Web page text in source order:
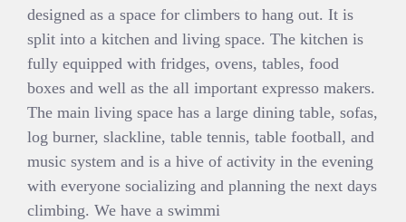
designed as a space for climbers to hang out. It is
split into a kitchen and living space. The kitchen is
fully equipped with fridges, ovens, tables, food
boxes and well as the all important expresso makers.
The main living space has a large dining table, sofas,
log burner, slackline, table tennis, table football, and
music system and is a hive of activity in the evening
with everyone socializing and planning the next days
climbing. We have a swimmi